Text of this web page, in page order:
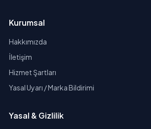
Kurumsal
Hakkımızda
İletişim
Hizmet Şartları
Yasal Uyarı / Marka Bildirimi
Yasal & Gizlilik